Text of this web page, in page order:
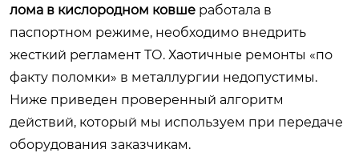
лома в кислородном ковше работала в
паспортном режиме, необходимо внедрить
жесткий регламент ТО. Хаотичные ремонты «по
факту поломки» в металлургии недопустимы.
Ниже приведен проверенный алгоритм
действий, который мы используем при передаче
оборудования заказчикам.